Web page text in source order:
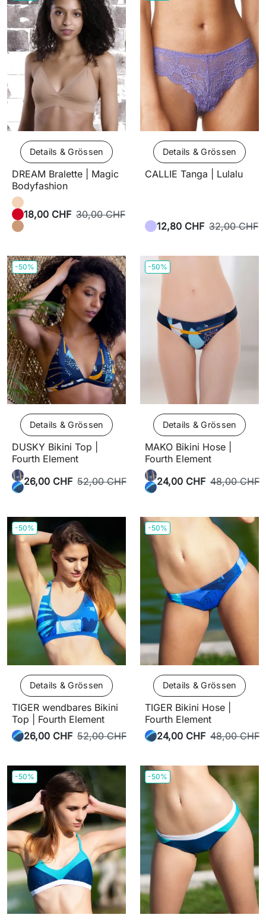
Details & Grössen
DREAM Bralette | Magic
Bodyfashion
18,00 CHF 30,00 CHF
Details & Grössen
CALLIE Tanga | Lulalu
12,80 CHF 32,00 CHF
-50%
Details & Grössen
DUSKY Bikini Top |
Fourth Element
26,00 CHF 52,00 CHF
-50%
Details & Grössen
MAKO Bikini Hose |
Fourth Element
24,00 CHF 48,00 CHF
-50%
Details & Grössen
TIGER wendbares Bikini
Top | Fourth Element
26,00 CHF 52,00 CHF
-50%
Details & Grössen
TIGER Bikini Hose |
Fourth Element
24,00 CHF 48,00 CHF
-50% -50%